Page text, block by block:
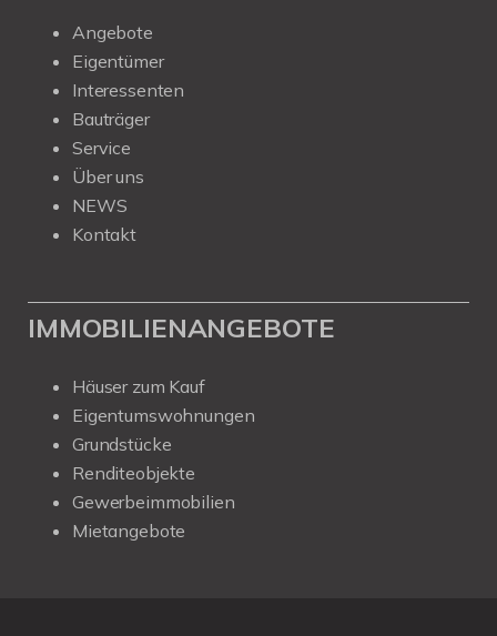
Angebote
Eigentümer
Interessenten
Bauträger
Service
Über uns
NEWS
Kontakt
IMMOBILIENANGEBOTE
Häuser zum Kauf
Eigentumswohnungen
Grundstücke
Renditeobjekte
Gewerbeimmobilien
Mietangebote